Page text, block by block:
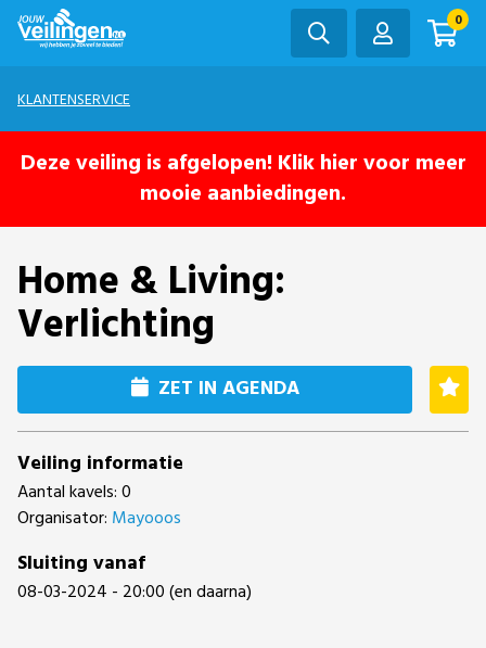
0
KLANTENSERVICE
Deze veiling is afgelopen! Klik hier voor meer
mooie aanbiedingen.
Home & Living:
Verlichting
ZET IN AGENDA
Veiling informatie
Aantal kavels: 0
Organisator: Mayooos
Sluiting vanaf
08-03-2024 - 20:00 (en daarna)